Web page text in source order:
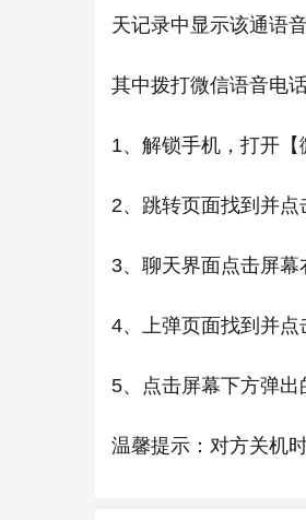
天记录中显示该通语
其中拨打微信语音电
1、解锁手机，打开【
2、跳转页面找到并点
3、聊天界面点击屏幕
4、上弹页面找到并点
5、点击屏幕下方弹出
温馨提示：对方关机